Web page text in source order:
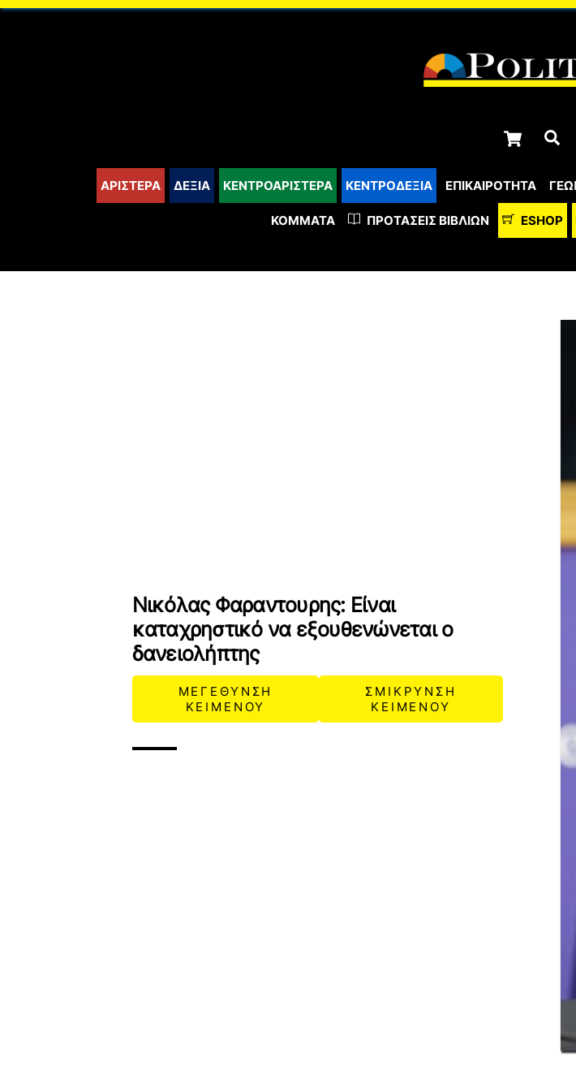
content
Cart
ΑΡΙΣΤΕΡΑ ΔΕΞΙΑ ΚΕΝΤΡΟΑΡΙΣΤΕΡΑ ΚΕΝΤΡΟΔΕΞΙΑ ΕΠΙΚΑΙΡΟΤΗΤΑ
ΚΌΜΜΑΤΑ ΠΡΟΤΆΣΕΙΣ ΒΙΒΛΊΩΝ ESHOP
Νικόλας Φαραντουρης: Είναι
καταχρηστικό να εξουθενώνεται ο
δανειολήπτης
ΜΕΓΕΘΥΝΣΗ
ΚΕΙΜΕΝΟΥ
ΣΜΙΚΡΥΝΣΗ
ΚΕΙΜΕΝΟΥ